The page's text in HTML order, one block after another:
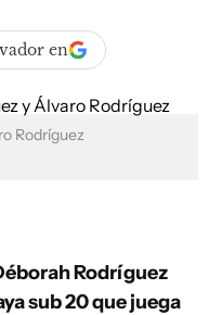
en
Rodríguez
Rodríguez
sub 20 que juega